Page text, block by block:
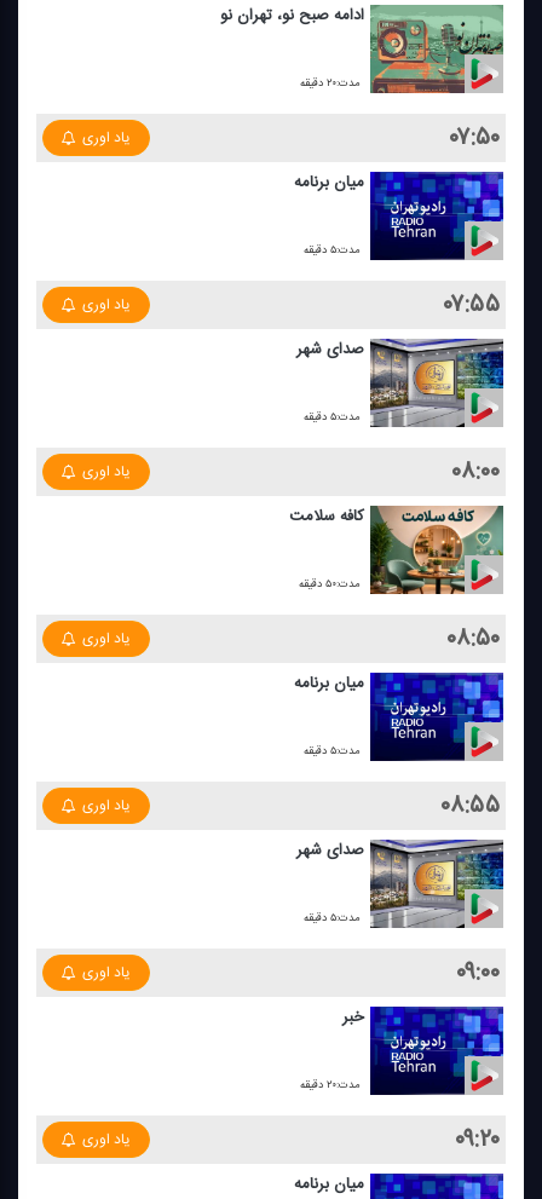
ادامه صبح نو، تهران نو
مدت:۲۰ دقیقه
۰۷:۵۰ یاد اوری
میان برنامه
مدت:۵ دقیقه
۰۷:۵۵ یاد اوری
صدای شهر
مدت:۵ دقیقه
۰۸:۰۰ یاد اوری
كافه سلامت
مدت:۵۰ دقیقه
۰۸:۵۰ یاد اوری
میان برنامه
مدت:۵ دقیقه
۰۸:۵۵ یاد اوری
صدای شهر
مدت:۵ دقیقه
۰۹:۰۰ یاد اوری
خبر
مدت:۲۰ دقیقه
۰۹:۲۰ یاد اوری
میان برنامه